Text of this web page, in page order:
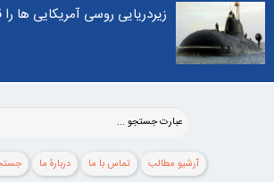
زیردریایی روسی آمریکایی ها
آرشیو مطالب تماس با ما دربارۀ ما